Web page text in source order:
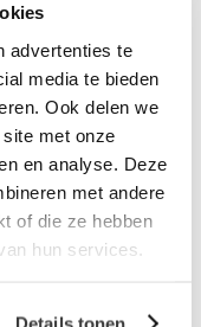
advertenties te
media te bieden
Ook delen we
met onze
en analyse. Deze
met andere
of die ze hebben
hun services.
Details tonen